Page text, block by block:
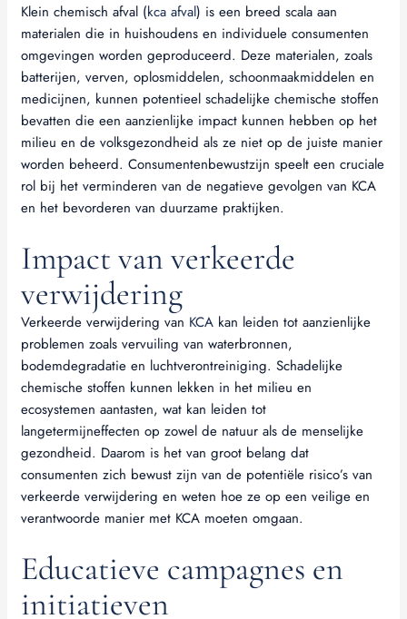
Klein chemisch afval (kca afval) is een breed scala aan
materialen die in huishoudens en individuele consumenten
omgevingen worden geproduceerd. Deze materialen, zoals
batterijen, verven, oplosmiddelen, schoonmaakmiddelen en
medicijnen, kunnen potentieel schadelijke chemische stoffen
bevatten die een aanzienlijke impact kunnen hebben op het
milieu en de volksgezondheid als ze niet op de juiste manier
worden beheerd. Consumentenbewustzijn speelt een cruciale
rol bij het verminderen van de negatieve gevolgen van KCA
en het bevorderen van duurzame praktijken.
Impact van verkeerde
verwijdering
Verkeerde verwijdering van KCA kan leiden tot aanzienlijke
problemen zoals vervuiling van waterbronnen,
bodemdegradatie en luchtverontreiniging. Schadelijke
chemische stoffen kunnen lekken in het milieu en
ecosystemen aantasten, wat kan leiden tot
langetermijneffecten op zowel de natuur als de menselijke
gezondheid. Daarom is het van groot belang dat
consumenten zich bewust zijn van de potentiële risico’s van
verkeerde verwijdering en weten hoe ze op een veilige en
verantwoorde manier met KCA moeten omgaan.
Educatieve campagnes en
initiatieven